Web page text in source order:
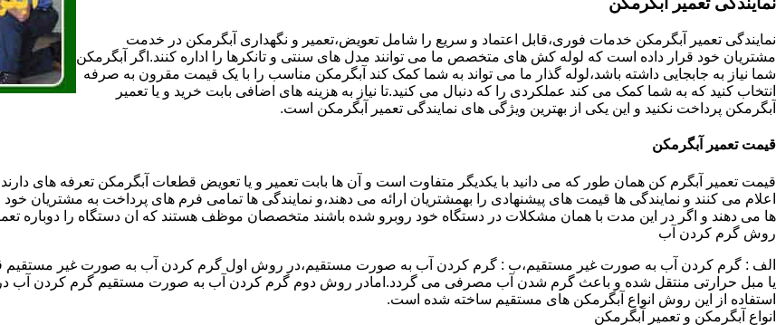
نمایندگی تعمیر آبگرمکن خدمات فوری،قابل اعتماد و سریع را شامل تعویض،تعمیر و نگهداری آبگرمکن در خدمت
مشتریان خود قرار داده است که لوله کش های متخصص ما می توانند مدل های سنتی و تانکرها را اداره کنند.اگر آبگرمکن
شما نیاز به جابجایی داشته باشد،لوله گذار ما می تواند به شما کمک کند آبگرمکن مناسب را با یک قیمت مقرون به صرفه
انتخاب کنید که به شما کمک می کند عملکردی را که دنبال می کنید.تا نیاز به هزینه های اضافی بابت خرید و یا تعمیر
آبگرمکن پرداخت نکنید و این یکی از بهترین ویژگی های نمایندگی تعمیر آبگرمکن است.
قیمت تعمیر آبگرمکن
قیمت تعمیر آبگرم کن همان طور که می دانید با یکدیگر متفاوت است و آن ها بابت تعمیر و یا تعویض قطعات آبگرمکن تعرفه های
اعلام می کنند و نمایندگی ها قیمت های پیشنهادی را بهمشتریان ارائه می دهند،و نمایندگی ها تمامی فرم های پرداخت به مشتریان
ها می دهند و اگر در این مدت با همان مشکلات در دستگاه خود روبرو شده باشند متخصصان موظف هستند که ان دستگاه را دوباره
روش گرم کردن آب
الف : گرم کردن آب به صورت غیر مستقیم،ب : گرم کردن آب به صورت مستقیم،در روش اول گرم کردن آب به صورت غیر مستقیم
یا مبل حرارتی منتقل شده و باعث گرم شدن آب مصرفی می گردد.امادر روش دوم گرم کردن آب به صورت مستقیم گرم کردن آب در
استفاده از این روش انواع آبگرمکن های مستقیم ساخته شده است.
انواع آبگرمکن و تعمیر آبگرمکن